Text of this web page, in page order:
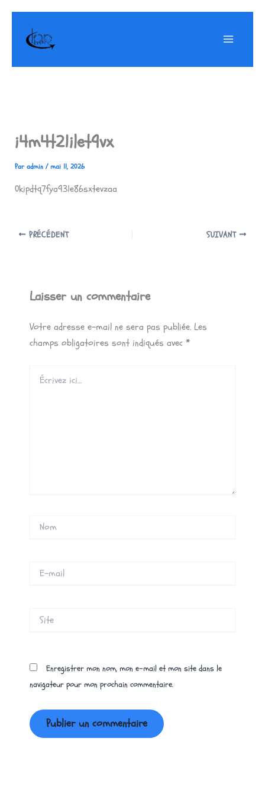
contenu
i4m4t21ilet9vx
Paradmin/mai 11, 2026
0kipdtq7fya931e86sxtevzaa
PRÉCÉDENT SUIVANT
Laisser un commentaire
Votre adresse e-mail ne sera pas publiée. Les
champs obligatoires sont indiqués avec *
mail
Enregistrer mon nom, mon e-mail et mon site dans le
navigateur pour mon prochain commentaire.